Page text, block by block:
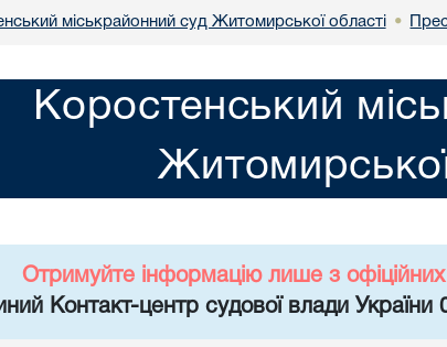
міськрайонний суд Житомирської області •
Коростенський
Отримуйте інформацію лише з
Контакт-центр судової влади України